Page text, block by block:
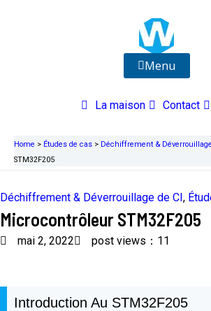
Menu
La maison Contact
Home > Études de cas > Déchiffrement & Déverrouillage
STM32F205
Déchiffrement & Déverrouillage de CI,
Microcontrôleur STM32F205
mai 2, 2022 post views：11
Introduction Au STM32F205